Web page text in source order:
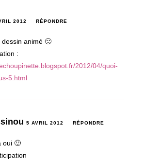
2012 RÉPONDRE
dessin animé 🙂
:
2012/04/quoi-
5.html
5 AVRIL 2012 RÉPONDRE
oui 🙂